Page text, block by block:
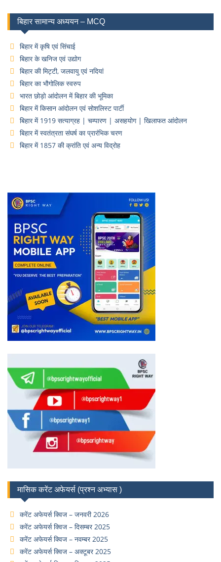
बिहार सामान्य अध्ययन – MCQ
बिहार में कृषि एवं सिंचाई
बिहार के खनिज एवं उद्योग
बिहार की मिट्टी, जलवायु एवं नदियां
बिहार का भौगोलिक स्वरुप
भारत छोड़ो आंदोलन में बिहार की भूमिका
बिहार में किसान आंदोलन एवं सोशलिस्ट पार्टी
बिहार में 1919 सत्याग्रह | चम्पारण | असहयोग | खिलाफत आंदोलन
बिहार में स्वतंत्रता संघर्ष का प्रारंभिक चरण
बिहार में 1857 की क्रांति एवं अन्य विद्रोह
मासिक करेंट अफेयर्स (प्रश्न अभ्यास )
करेंट अफेयर्स क्विज – जनवरी 2026
करेंट अफेयर्स क्विज – दिसम्बर 2025
करेंट अफेयर्स क्विज – नवम्बर 2025
करेंट अफेयर्स क्विज – अक्टूबर 2025